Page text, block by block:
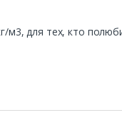
м3, для тех, кто